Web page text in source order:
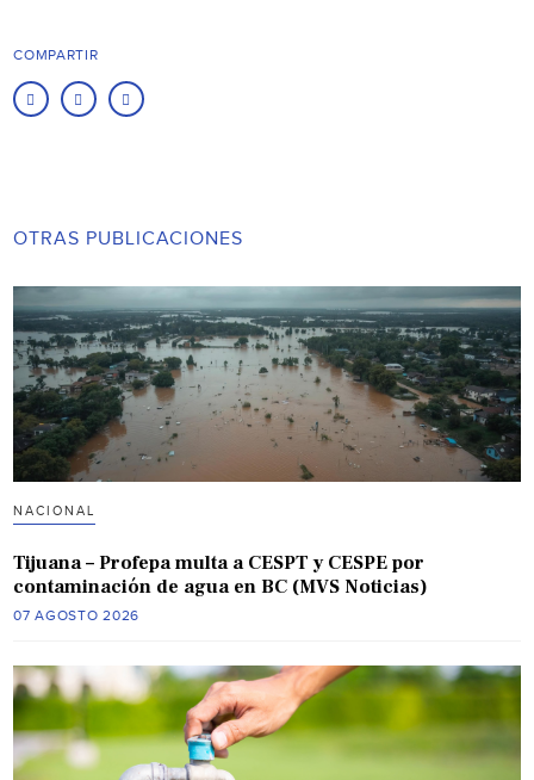
COMPARTIR
OTRAS PUBLICACIONES
NACIONAL
Tijuana – Profepa multa a CESPT y CESPE por
contaminación de agua en BC (MVS Noticias)
07 AGOSTO 2026